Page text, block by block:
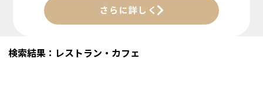
さらに詳しく
検索結果：レストラン・カフェ